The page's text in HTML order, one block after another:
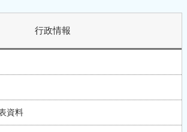
行政情報
資料